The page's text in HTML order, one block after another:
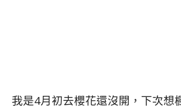
我是4月初去櫻花還沒開，下次想